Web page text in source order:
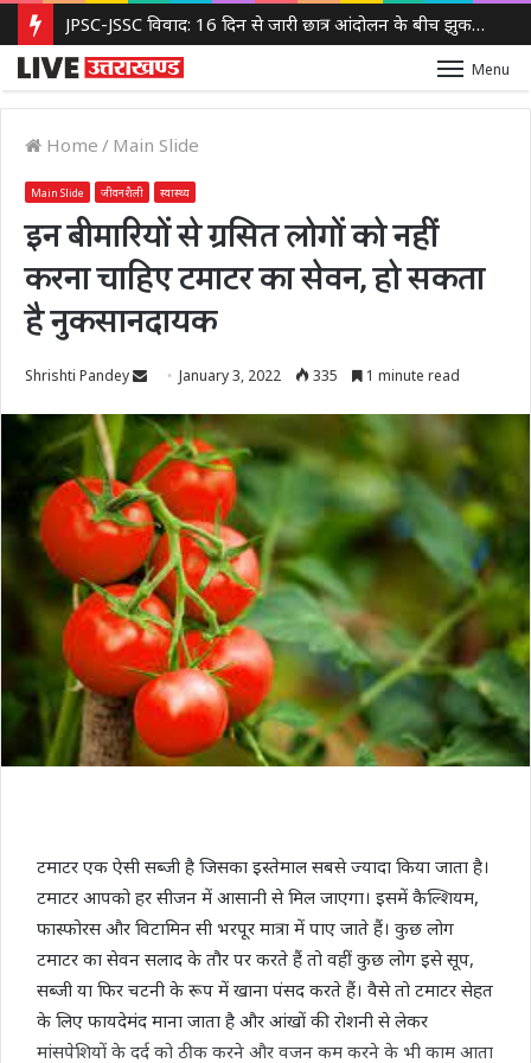
JPSC-JSSC विवाद: 16 दिन से जारी छात्र आंदोलन के बीच झुकती दिखी झारखंड सरकार, 14वीं JPSC PT रद्द करने पर विचार
Menu
Home / Main Slide
Main Slide जीवनशैली स्वास्थ्य
इन बीमारियों से ग्रसित लोगों को नहीं
करना चाहिए टमाटर का सेवन, हो सकता
है नुकसानदायक
Shrishti Pandey
Send
email
January 3, 2022 335 1 minute read
टमाटर एक ऐसी सब्जी है जिसका इस्तेमाल सबसे ज्यादा किया जाता है।
टमाटर आपको हर सीजन में आसानी से मिल जाएगा। इसमें कैल्शियम,
फास्फोरस और विटामिन सी भरपूर मात्रा में पाए जाते हैं। कुछ लोग
टमाटर का सेवन सलाद के तौर पर करते हैं तो वहीं कुछ लोग इसे सूप,
सब्जी या फिर चटनी के रूप में खाना पंसद करते हैं। वैसे तो टमाटर सेहत
के लिए फायदेमंद माना जाता है और आंखों की रोशनी से लेकर
मांसपेशियों के दर्द को ठीक करने और वजन कम करने के भी काम आता